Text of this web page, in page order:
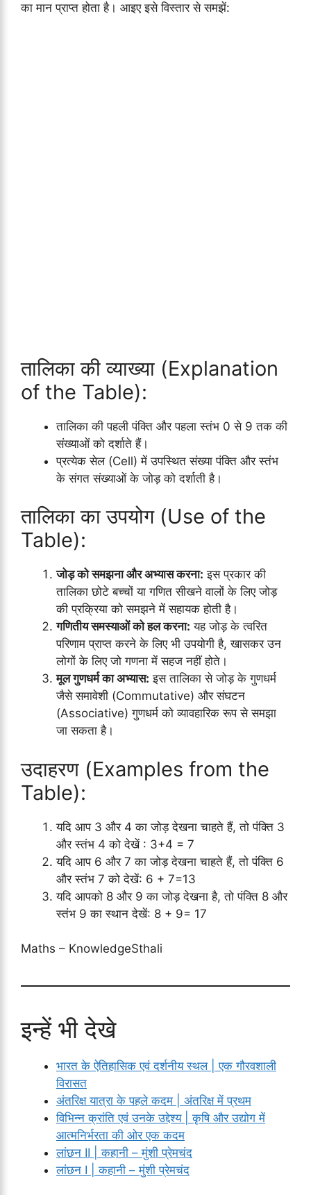
का मान प्राप्त होता है। आइए इसे विस्तार से समझें:
तालिका की व्याख्या (Explanation
of the Table):
तालिका की पहली पंक्ति और पहला स्तंभ 0 से 9 तक की
संख्याओं को दर्शाते हैं।
प्रत्येक सेल (Cell) में उपस्थित संख्या पंक्ति और स्तंभ
के संगत संख्याओं के जोड़ को दर्शाती है।
तालिका का उपयोग (Use of the
Table):
जोड़ को समझना और अभ्यास करना: इस प्रकार की
तालिका छोटे बच्चों या गणित सीखने वालों के लिए जोड़
की प्रक्रिया को समझने में सहायक होती है।
गणितीय समस्याओं को हल करना: यह जोड़ के त्वरित
परिणाम प्राप्त करने के लिए भी उपयोगी है, खासकर उन
लोगों के लिए जो गणना में सहज नहीं होते।
मूल गुणधर्म का अभ्यास: इस तालिका से जोड़ के गुणधर्म
जैसे समावेशी (Commutative) और संघटन
(Associative) गुणधर्म को व्यावहारिक रूप से समझा
जा सकता है।
उदाहरण (Examples from the
Table):
यदि आप 3 और 4 का जोड़ देखना चाहते हैं, तो पंक्ति 3
और स्तंभ 4 को देखें : 3+4 = 7
यदि आप 6 और 7 का जोड़ देखना चाहते हैं, तो पंक्ति 6
और स्तंभ 7 को देखें: 6 + 7=13
यदि आपको 8 और 9 का जोड़ देखना है, तो पंक्ति 8 और
स्तंभ 9 का स्थान देखें: 8 + 9= 17
Maths – KnowledgeSthali
इन्हें भी देखे
भारत के ऐतिहासिक एवं दर्शनीय स्थल | एक गौरवशाली
विरासत
अंतरिक्ष यात्रा के पहले कदम | अंतरिक्ष में प्रथम
विभिन्न क्रांति एवं उनके उद्देश्य | कृषि और उद्योग में
आत्मनिर्भरता की ओर एक कदम
लांछन II | कहानी – मुंशी प्रेमचंद
लांछन I | कहानी – मुंशी प्रेमचंद